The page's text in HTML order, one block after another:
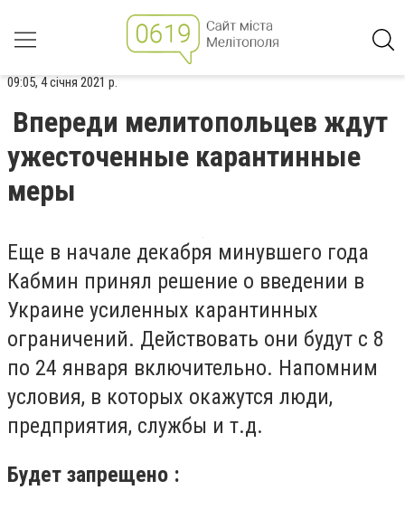
09:05, 4 січня 2021 р.
Впереди мелитопольцев ждут
ужесточенные карантинные
меры
Еще в начале декабря минувшего года
Кабмин принял решение о введении в
Украине усиленных карантинных
ограничений. Действовать они будут с 8
по 24 января включительно. Напомним
условия, в которых окажутся люди,
предприятия, службы и т.д.
Будет запрещено :